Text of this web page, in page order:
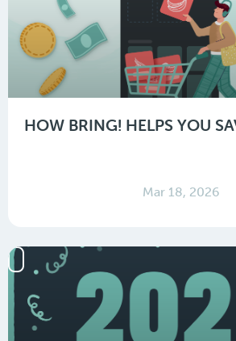
HOW BRING! HELPS YOU
Mar 18, 2026